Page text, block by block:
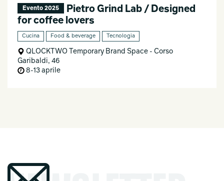
Evento 2025
Pietro Grind Lab / Designed
for coffee lovers
Cucina Food & beverage Tecnologia
QLOCKTWO Temporary Brand Space - Corso
Garibaldi, 46
8-13 aprile